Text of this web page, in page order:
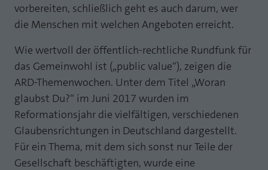
vorbereiten, schließlich geht es auch darum, wer
die Menschen mit welchen Angeboten erreicht.
Wie wertvoll der öffentlich-rechtliche Rundfunk für
das Gemeinwohl ist („public value“), zeigen die
ARD-Themenwochen. Unter dem Titel „Woran
glaubst Du?“ im Juni 2017 wurden im
Reformationsjahr die vielfältigen, verschiedenen
Glaubensrichtungen in Deutschland dargestellt.
Für ein Thema, mit dem sich sonst nur Teile der
Gesellschaft beschäftigten, wurde eine